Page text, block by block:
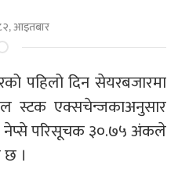
आइतबार
पहिलो दिन सेयरबजारमा
स्टक एक्सचेन्जकाअनुसार
परिसूचक ३०.७५ अंकले
।